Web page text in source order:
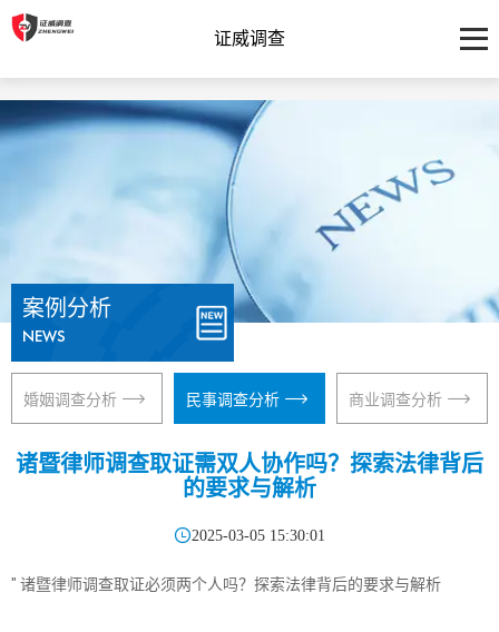
证威调查
案例分析
NEWS
婚姻调查分析 民事调查分析 商业调查分析
诸暨律师调查取证需双人协作吗？探索法律背后
的要求与解析
2025-03-05 15:30:01
" 诸暨律师调查取证必须两个人吗？探索法律背后的要求与解析